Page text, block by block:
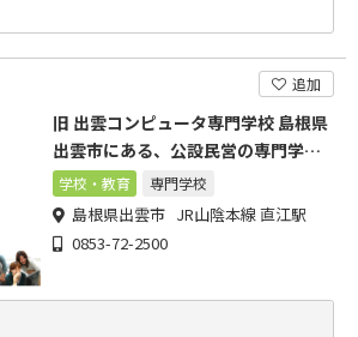
追加
旧 出雲コンピュータ専門学校 島根県
出雲市にある、公設民営の専門学校
です。
学校・教育 専門学校
島根県出雲市 JR山陰本線 直江駅
0853-72-2500